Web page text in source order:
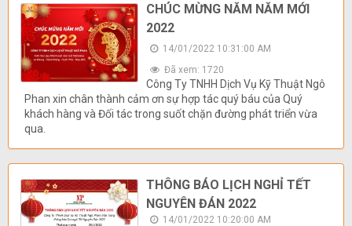
CHÚC MỪNG NĂM NĂM MỚI
2022
14/01/2022 10:31:00 AM
Đã xem: 1720
Công Ty TNHH Dịch Vụ Kỹ Thuật Ngô
Phan xin chân thành cảm ơn sự hợp tác quý báu của Quý
khách hàng và Đối tác trong suốt chặn đường phát triển vừa
qua.
THÔNG BÁO LỊCH NGHỈ TẾT
NGUYÊN ĐÁN 2022
14/01/2022 10:20:00 AM